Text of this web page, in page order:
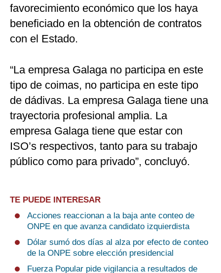
favorecimiento económico que los haya
beneficiado en la obtención de contratos
con el Estado.
“La empresa Galaga no participa en este
tipo de coimas, no participa en este tipo
de dádivas. La empresa Galaga tiene una
trayectoria profesional amplia. La
empresa Galaga tiene que estar con
ISO’s respectivos, tanto para su trabajo
público como para privado”, concluyó.
TE PUEDE INTERESAR
Acciones reaccionan a la baja ante conteo de
ONPE en que avanza candidato izquierdista
Dólar sumó dos días al alza por efecto de conteo
de la ONPE sobre elección presidencial
Fuerza Popular pide vigilancia a resultados de